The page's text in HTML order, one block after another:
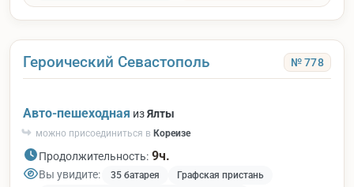
Героический Севастополь № 778
Авто-пешеходная изЯлты
можно присоединиться в Кореизе
Продолжительность: 9ч.
Вы увидите: 35 батарея
Графская пристань